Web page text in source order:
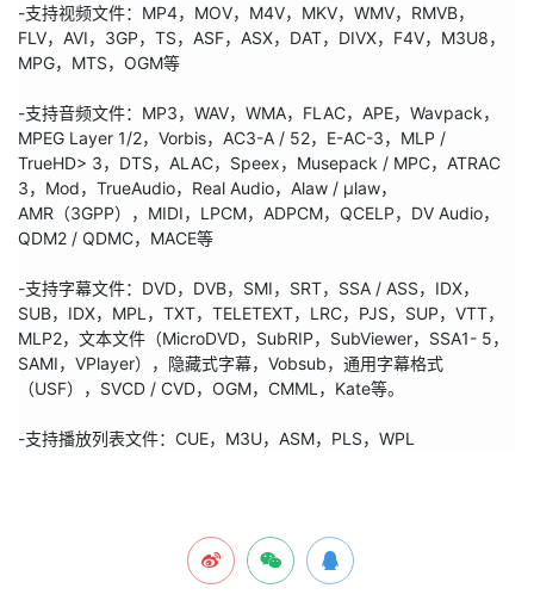
-支持视频文件：MP4，MOV，M4V，MKV，WMV，RMVB，
FLV，AVI，3GP，TS，ASF，ASX，DAT，DIVX，F4V，M3U8，
MPG，MTS，OGM等
-支持音频文件：MP3，WAV，WMA，FLAC，APE，Wavpack，
MPEG Layer 1/2，Vorbis，AC3-A / 52，E-AC-3，MLP /
TrueHD> 3，DTS，ALAC，Speex，Musepack / MPC，ATRAC
3，Mod，TrueAudio，Real Audio，Alaw / µlaw，
AMR（3GPP），MIDI，LPCM，ADPCM，QCELP，DV Audio，
QDM2 / QDMC，MACE等
-支持字幕文件：DVD，DVB，SMI，SRT，SSA / ASS，IDX，
SUB，IDX，MPL，TXT，TELETEXT，LRC，PJS，SUP，VTT，
MLP2，文本文件（MicroDVD，SubRIP，SubViewer，SSA1- 5，
SAMI，VPlayer），隐藏式字幕，Vobsub，通用字幕格式
（USF），SVCD / CVD，OGM，CMML，Kate等。
-支持播放列表文件：CUE，M3U，ASM，PLS，WPL